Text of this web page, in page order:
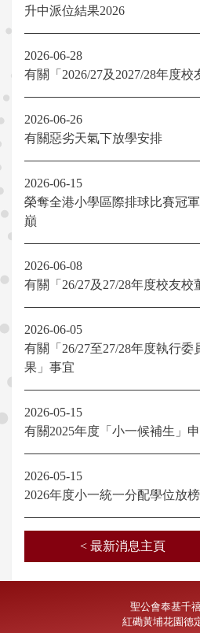
升中派位結果2026
2026-06-28
有關「2026/27及2027/28年度
2026-06-26
有關惡劣天氣下放學安排
2026-06-15
榮奪全港小學區際排球比賽冠
巔
2026-06-08
有關「26/27及27/28年度校友校
2026-06-05
有關「26/27至27/28年度執行
果」事宜
2026-05-15
有關2025年度「小一候補生」
2026-05-15
2026年度小一統一分配學位放
< 最新消息主頁
聖公會奉基千
紅磡黃埔花園德